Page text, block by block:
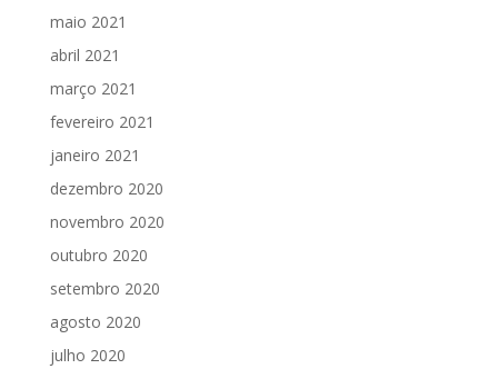
maio 2021
abril 2021
março 2021
fevereiro 2021
janeiro 2021
dezembro 2020
novembro 2020
outubro 2020
setembro 2020
agosto 2020
julho 2020